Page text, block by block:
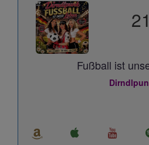
21
Fußball ist